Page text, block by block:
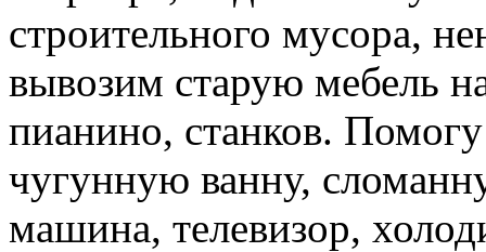
строительного мусора,
вывозим старую мебель
пианино, станков.
чугунную ванну,
машина, телевизор,